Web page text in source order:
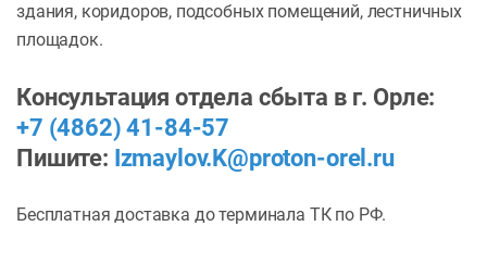
здания, коридоров, подсобных помещений, лестничных
площадок.
Консультация отдела сбыта в г. Орле:
+7 (4862) 41-84-57
Пишите: Izmaylov.K@proton-orel.ru
Бесплатная доставка до терминала ТК по РФ.